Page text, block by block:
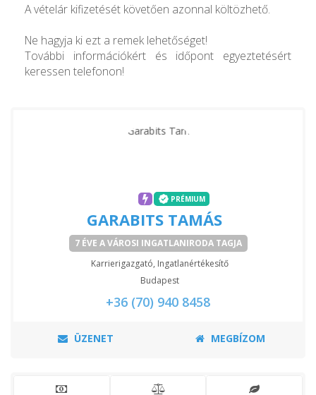
A vételár kifizetését követően azonnal költözhető.
Ne hagyja ki ezt a remek lehetőséget!
További információkért és időpont egyeztetésért
keressen telefonon!
PRÉMIUM
GARABITS TAMÁS
7 ÉVE A VÁROSI INGATLANIRODA TAGJA
Karrierigazgató, Ingatlanértékesítő
Budapest
+36 (70) 940 8458
ÜZENET MEGBÍZOM